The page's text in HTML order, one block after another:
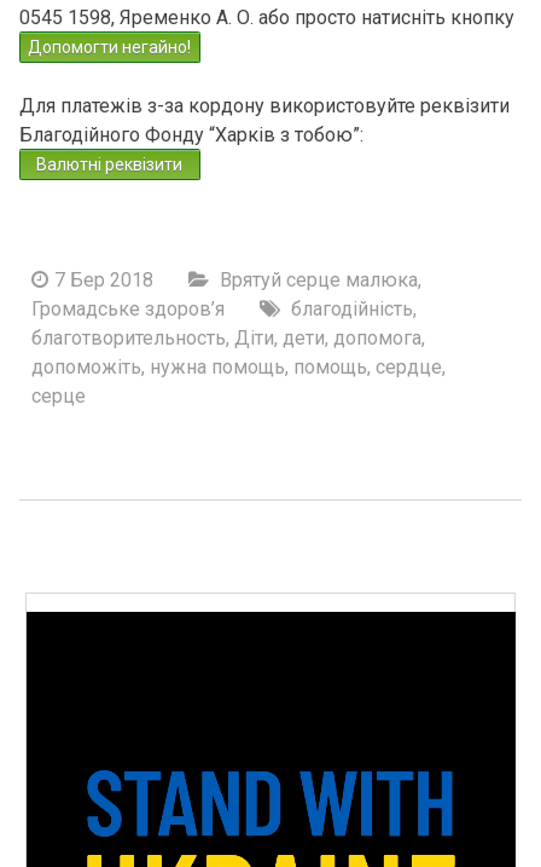
0545 1598, Яременко А. О. або просто натисніть кнопку
Допомогти негайно!
Для платежів з-за кордону використовуйте реквізити
Благодійного Фонду “Харків з тобою”:
Валютні реквізити
7 Бер 2018 Врятуй серце малюка,
Громадське здоров’я
благодійність,
благотворительность, Діти, дети, допомога,
допоможіть, нужна помощь, помощь, сердце,
серце